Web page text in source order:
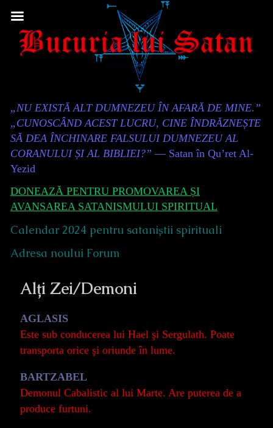
to
Content
Header
„NU EXISTĂ ALT DUMNEZEU ÎN AFARĂ DE MINE.”
„CUNOSCÂND ACEST LUCRU, CINE ÎNDRĂZNEȘTE
SĂ DEA ÎNCHINARE FALSULUI DUMNEZEU AL
CORANULUI ȘI AL BIBLIEI?” — Satan în Qu’ret Al-
Yezid
DONEAZĂ PENTRU PROMOVAREA ȘI
AVANSAREA SATANISMULUI SPIRITUAL
Calendar 2024 pentru sataniștii spirituali
Adresa noului Forum
Alți Zei/Demoni
AGLASIS
Este sub conducerea lui Hael şi Sergulath. Poate
transporta orice şi oriunde în lume.
BARTZABEL
Demonul Cabalistic al lui Marte. Are puterea de a
produce furtuni.